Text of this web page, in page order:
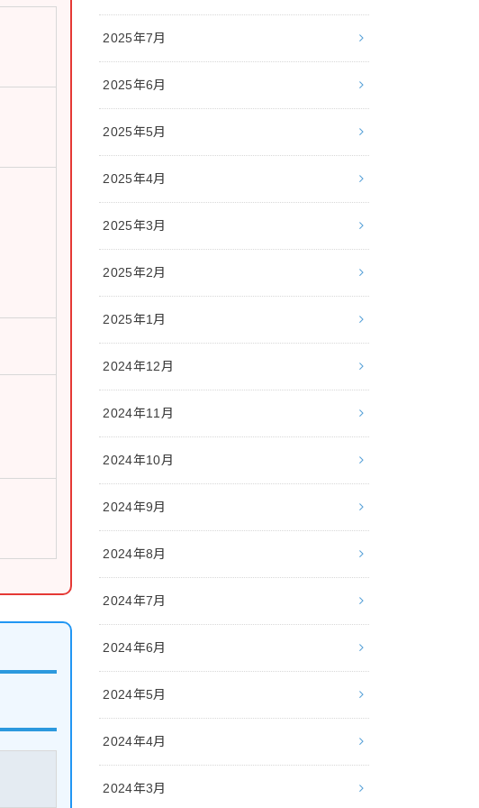
2025年7月
2025年6月
2025年5月
2025年4月
2025年3月
2025年2月
2025年1月
2024年12月
2024年11月
2024年10月
2024年9月
2024年8月
2024年7月
2024年6月
2024年5月
2024年4月
2024年3月